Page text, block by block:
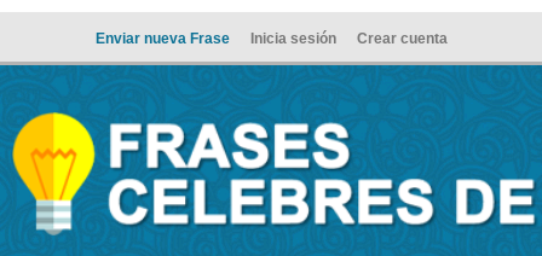
Enviar nueva Frase Inicia sesión Crear cuenta